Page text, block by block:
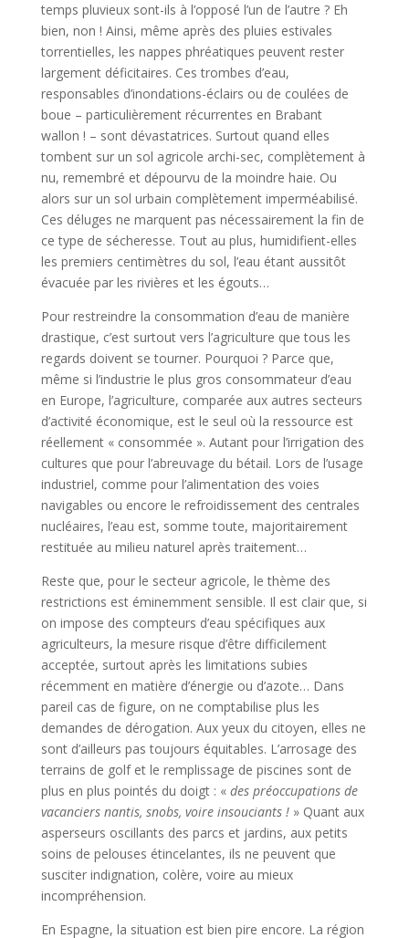
temps pluvieux sont-ils à l’opposé l’un de l’autre ? Eh
bien, non ! Ainsi, même après des pluies estivales
torrentielles, les nappes phréatiques peuvent rester
largement déficitaires. Ces trombes d’eau,
responsables d’inondations-éclairs ou de coulées de
boue – particulièrement récurrentes en Brabant
wallon ! – sont dévastatrices. Surtout quand elles
tombent sur un sol agricole archi-sec, complètement à
nu, remembré et dépourvu de la moindre haie. Ou
alors sur un sol urbain complètement imperméabilisé.
Ces déluges ne marquent pas nécessairement la fin de
ce type de sécheresse. Tout au plus, humidifient-elles
les premiers centimètres du sol, l’eau étant aussitôt
évacuée par les rivières et les égouts…
Pour restreindre la consommation d’eau de manière
drastique, c’est surtout vers l’agriculture que tous les
regards doivent se tourner. Pourquoi ? Parce que,
même si l’industrie le plus gros consommateur d’eau
en Europe, l’agriculture, comparée aux autres secteurs
d’activité économique, est le seul où la ressource est
réellement « consommée ». Autant pour l’irrigation des
cultures que pour l’abreuvage du bétail. Lors de l’usage
industriel, comme pour l’alimentation des voies
navigables ou encore le refroidissement des centrales
nucléaires, l’eau est, somme toute, majoritairement
restituée au milieu naturel après traitement…
Reste que, pour le secteur agricole, le thème des
restrictions est éminemment sensible. Il est clair que, si
on impose des compteurs d’eau spécifiques aux
agriculteurs, la mesure risque d’être difficilement
acceptée, surtout après les limitations subies
récemment en matière d’énergie ou d’azote… Dans
pareil cas de figure, on ne comptabilise plus les
demandes de dérogation. Aux yeux du citoyen, elles ne
sont d’ailleurs pas toujours équitables. L’arrosage des
terrains de golf et le remplissage de piscines sont de
plus en plus pointés du doigt : « des préoccupations de
vacanciers nantis, snobs, voire insouciants !» Quant aux
asperseurs oscillants des parcs et jardins, aux petits
soins de pelouses étincelantes, ils ne peuvent que
susciter indignation, colère, voire au mieux
incompréhension.
En Espagne, la situation est bien pire encore. La région